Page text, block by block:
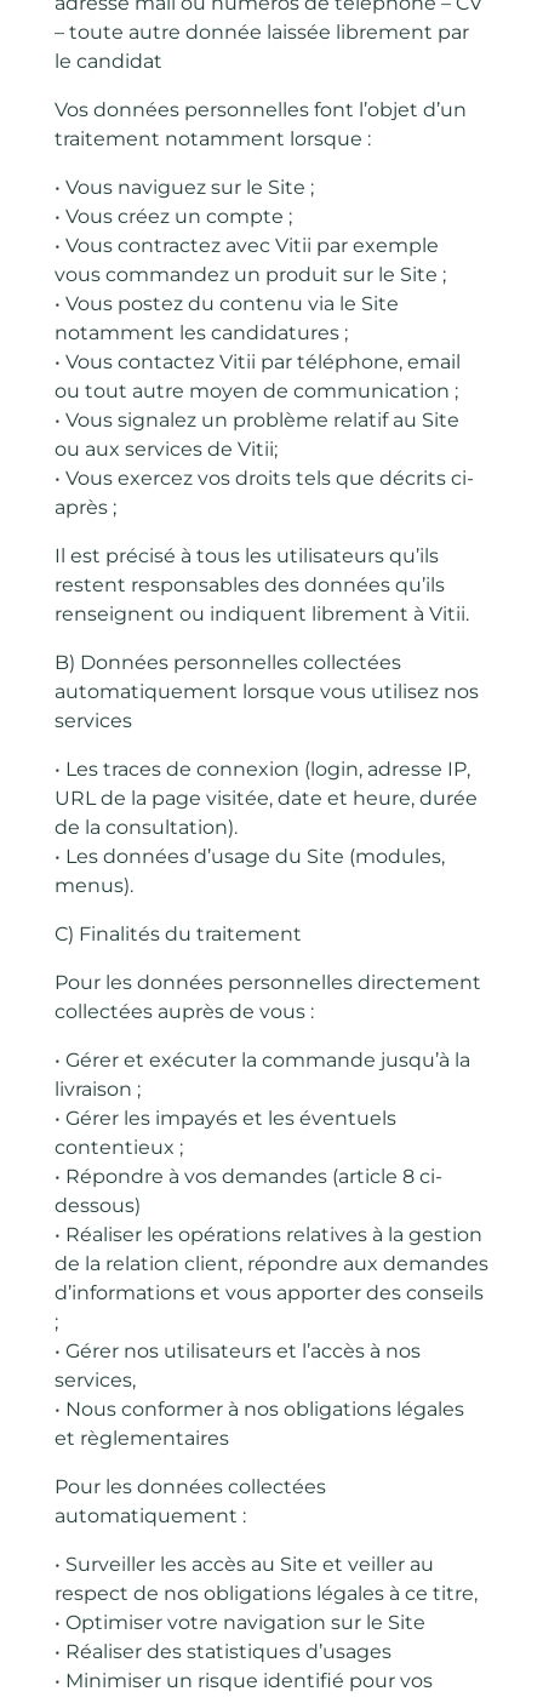
– toute autre donnée laissée librement par
le candidat
Vos données personnelles font l’objet d’un
traitement notamment lorsque :
• Vous naviguez sur le Site ;
• Vous créez un compte ;
• Vous contractez avec Vitii par exemple
vous commandez un produit sur le Site ;
• Vous postez du contenu via le Site
notamment les candidatures ;
• Vous contactez Vitii par téléphone, email
ou tout autre moyen de communication ;
• Vous signalez un problème relatif au Site
ou aux services de Vitii;
• Vous exercez vos droits tels que décrits ci-
après ;
Il est précisé à tous les utilisateurs qu’ils
restent responsables des données qu’ils
renseignent ou indiquent librement à Vitii.
B) Données personnelles collectées
automatiquement lorsque vous utilisez nos
services
• Les traces de connexion (login, adresse IP,
URL de la page visitée, date et heure, durée
de la consultation).
• Les données d’usage du Site (modules,
menus).
C) Finalités du traitement
Pour les données personnelles directement
collectées auprès de vous :
• Gérer et exécuter la commande jusqu’à la
livraison ;
• Gérer les impayés et les éventuels
contentieux ;
• Répondre à vos demandes (article 8 ci-
dessous)
• Réaliser les opérations relatives à la gestion
de la relation client, répondre aux demandes
d’informations et vous apporter des conseils
;
• Gérer nos utilisateurs et l’accès à nos
services,
• Nous conformer à nos obligations légales
et règlementaires
Pour les données collectées
automatiquement :
• Surveiller les accès au Site et veiller au
respect de nos obligations légales à ce titre,
• Optimiser votre navigation sur le Site
• Réaliser des statistiques d’usages
• Minimiser un risque identifié pour vos